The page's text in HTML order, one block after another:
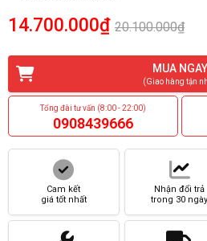
14.700.000₫ 20.100.000₫
MUA NGAY
(Giao hàng tận
Tổng đài tư vấn (8:00 - 22:00)
0908439666
Cam kết
giá tốt nhất
Nhận đổi trả
trong 30 ngày